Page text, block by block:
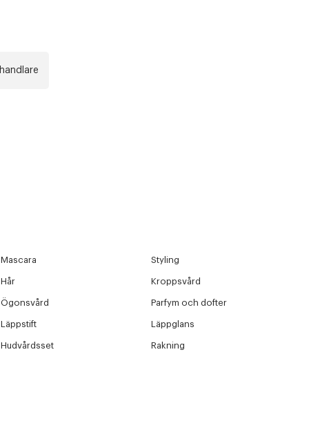
Mascara Styling
Hår Kroppsvård
Ögonsvård Parfym och dofter
Läppstift Läppglans
Hudvårdsset Rakning